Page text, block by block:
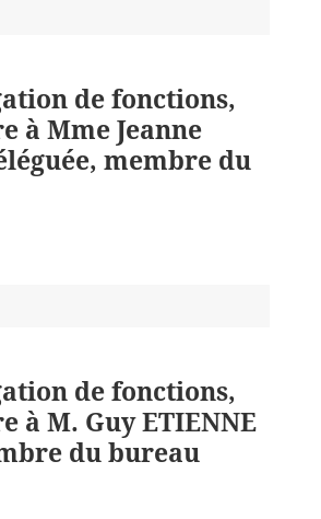
de fonctions,
à Mme Jeanne
membre du
de fonctions,
à M. Guy ETIENNE
du bureau